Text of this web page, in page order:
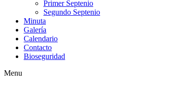
Primer Septenio
Segundo Septenio
Minuta
Galería
Calendario
Contacto
Bioseguridad
Menu